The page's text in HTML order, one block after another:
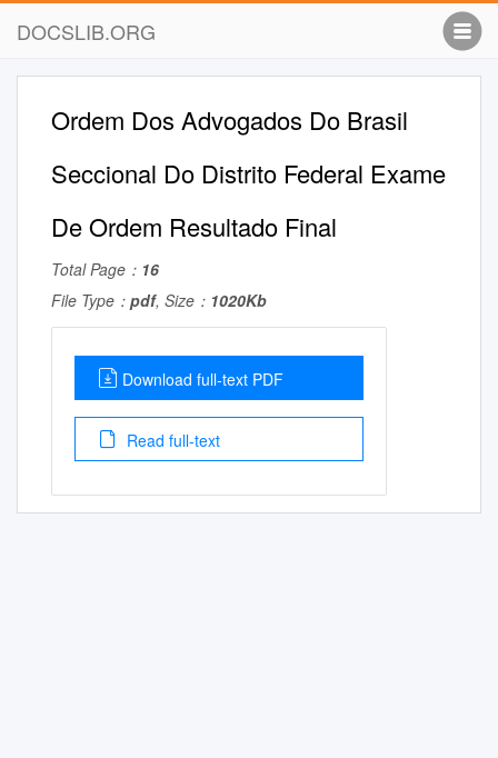
DOCSLIB.ORG
Ordem Dos Advogados Do Brasil
Seccional Do Distrito Federal Exame
De Ordem Resultado Final
Total Page： 16
File Type： pdf, Size： 1020Kb
Download full-text PDF
Read full-text